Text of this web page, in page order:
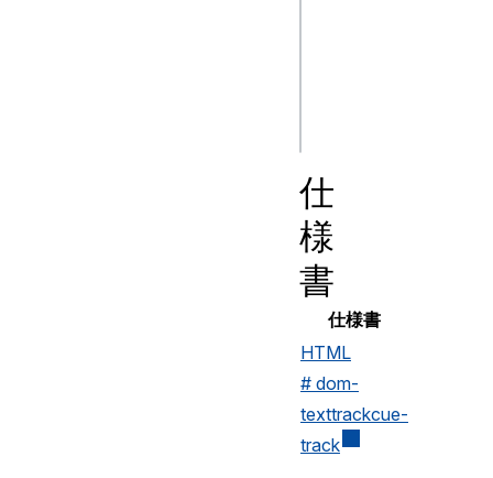
仕
様
書
仕様書
HTML
# dom-
texttrackcue-
track